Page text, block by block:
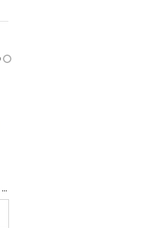
L’Erbolario – Olio per il Corpo All’Olio di Argan